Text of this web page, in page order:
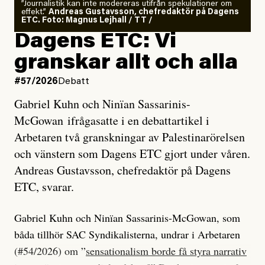
”Journalistik kan inte modereras utifrån spekulationer om
effekt.” Andreas Gustavsson, chefredaktör på Dagens
ETC. Foto: Magnus Lejhall / TT /
Dagens ETC: Vi
granskar allt och alla
#57/2026 Debatt
Gabriel Kuhn och Ninïan Sassarinis-
McGowan ifrågasatte i en debattartikel i
Arbetaren två granskningar av Palestinarörelsen
och vänstern som Dagens ETC gjort under våren.
Andreas Gustavsson, chefredaktör på Dagens
ETC, svarar.
Gabriel Kuhn och Ninïan Sassarinis-McGowan, som
båda tillhör SAC Syndikalisterna, undrar i Arbetaren
(#54/2026) om ”sensationalism borde få styra narrativ